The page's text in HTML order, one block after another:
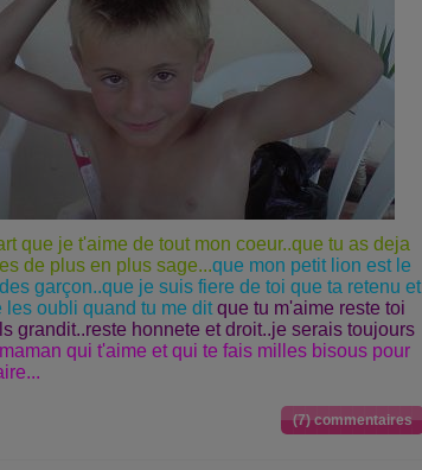
que je t'aime de tout mon coeur..que tu as deja
de plus en plus sage...que mon petit lion est le
garçon..que je suis fiere de toi que ta retenu et
les oubli quand tu me dit que tu m'aime reste toi
grandit..reste honnete et droit..je serais toujours
qui t'aime et qui te fais milles bisous pour
(7) commentaires